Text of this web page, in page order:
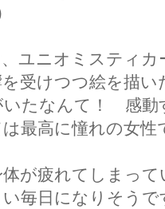
ユニオミスティカ
受けつつ絵を描い
たなんて！ 感動
最高に憧れの女性
が疲れてしまって
毎日になりそうで